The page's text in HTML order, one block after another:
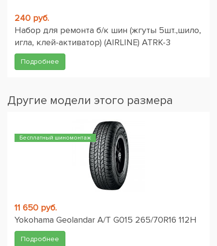
240 руб.
Набор для ремонта б/к шин (жгуты 5шт.,шило,
игла, клей-активатор) (AIRLINE) ATRK-3
Подробнее
Другие модели этого размера
Бесплатный шиномонтаж
11 650 руб.
Yokohama Geolandar A/T G015 265/70R16 112H
Подробнее